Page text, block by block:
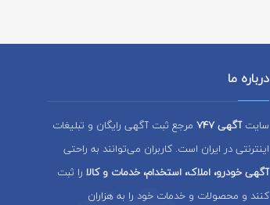
درباره ما
سایتآگهی 747
مرجع ثبت آگهی رایگان و تبلیغات
اینترنتی در ایران است. کاربران می‌توانند به راحتی
آگهی خودرو، املاک، استخدام، خدمات و کالا را ثبت
کنند و محصولات و خدمات خود را به هزاران